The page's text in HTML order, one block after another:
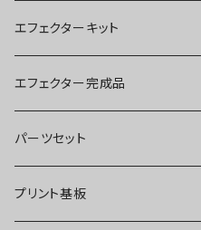
エフェクターキット
ブースター
オーバードライブ
ディストーション
エフェクター完成品
ブースター
オーバードライブ
パーツセット
ブースター
プリント基板